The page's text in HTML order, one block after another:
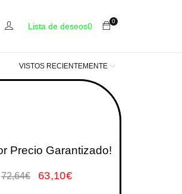
0
Lista de deseos0
VISTOS RECIENTEMENTE
Precio Garantizado!
72,64€ 63,10€